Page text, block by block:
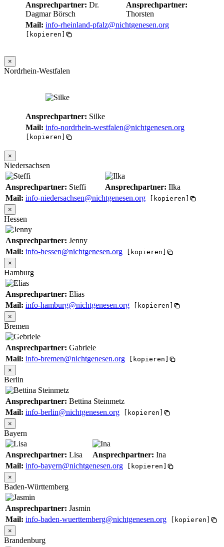
Ansprechpartner: Dr.
Dagmar Börsch
Ansprechpartner:
Thorsten
Mail: info-rheinland-pfalz@nichtgenesen.org
[kopieren]
×
Nordrhein-Westfalen
Ansprechpartner: Silke
Mail: info-nordrhein-westfalen@nichtgenesen.org
[kopieren]
×
Niedersachsen
Ansprechpartner: Steffi Ansprechpartner: Ilka
Mail: info-niedersachsen@nichtgenesen.org
[kopieren]
×
Hessen
Ansprechpartner: Jenny
Mail: info-hessen@nichtgenesen.org
[kopieren]
×
Hamburg
Ansprechpartner: Elias
Mail: info-hamburg@nichtgenesen.org
[kopieren]
×
Bremen
Ansprechpartner: Gabriele
Mail: info-bremen@nichtgenesen.org
[kopieren]
×
Berlin
Ansprechpartner: Bettina Steinmetz
Mail: info-berlin@nichtgenesen.org
[kopieren]
×
Bayern
Ansprechpartner: Lisa Ansprechpartner: Ina
Mail: info-bayern@nichtgenesen.org
[kopieren]
×
Baden-Württemberg
Ansprechpartner: Jasmin
Mail: info-baden-wuerttemberg@nichtgenesen.org
[kopieren]
×
Brandenburg